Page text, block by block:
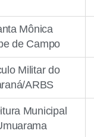
Mônica
de Campo
Militar do
ARBS
Municipal